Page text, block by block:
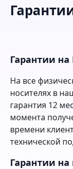
Гарантии
На все
носителях в
гарантия 12
момента
времени
технической
Гарантии